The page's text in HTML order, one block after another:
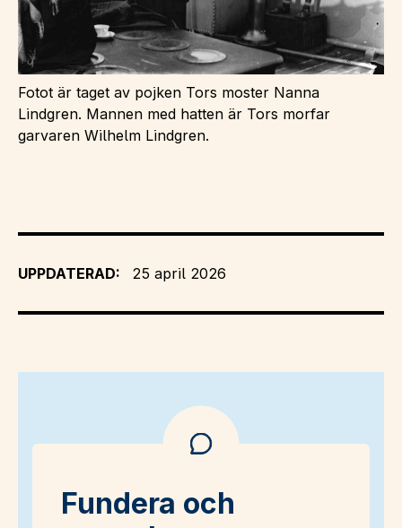
Fotot är taget av pojken Tors moster Nanna
Lindgren. Mannen med hatten är Tors morfar
garvaren Wilhelm Lindgren.
UPPDATERAD: 25 april 2026
Fundera och